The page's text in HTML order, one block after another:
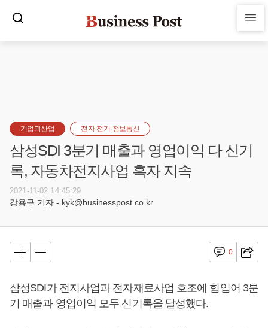
기업과산업 전자·전기·정보통신
삼성SDI 3분기 매출과 영업이익 다 신기
록, 자동차전지사업 흑자 지속
2021-11-02 14:45:29
강용규 기자 - kyk@businesspost.co.kr
0
삼성SDI가 전지사업과 전자재료사업 호조에 힘입어 3분
기 매출과 영업이익 모두 신기록을 달성했다.